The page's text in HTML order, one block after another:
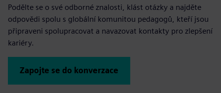
Podělte se o své odborné znalosti, klást otázky a najděte
odpovědi spolu s globální komunitou pedagogů, kteří jsou
připraveni spolupracovat a navazovat kontakty pro zlepšení
kariéry.
Zapojte se do konverzace